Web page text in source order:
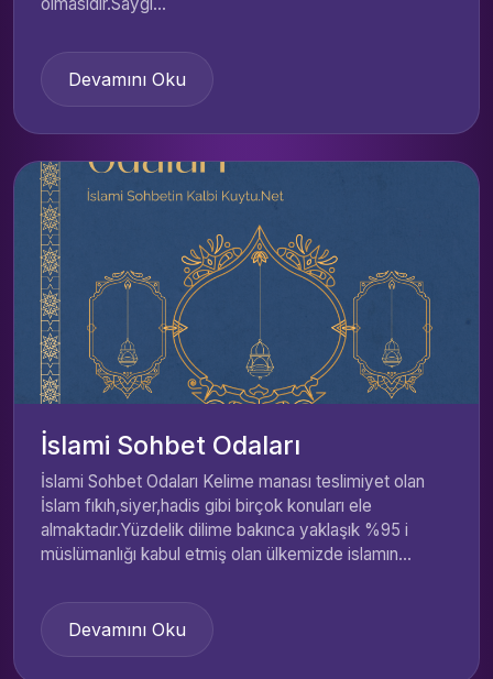
Devamını Oku
İslami Sohbet Odaları
İslami Sohbet Odaları Kelime manası teslimiyet olan
İslam fıkıh,siyer,hadis gibi birçok konuları ele
almaktadır.Yüzdelik dilime bakınca yaklaşık %95 i
müslümanlığı kabul etmiş olan ülkemizde islamın...
Devamını Oku